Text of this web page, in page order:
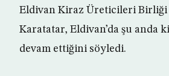
Eldivan Kiraz Üreticileri Birliği
Karatatar, Eldivan’da şu anda
devam ettiğini söyledi.